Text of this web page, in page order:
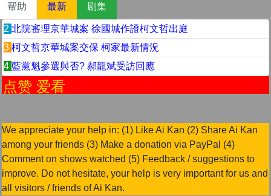
帮助 最新 剧集
2 北院審理京華城案 徐國城作證柯文哲出庭
3 柯文哲京華城案交保 柯家最新情況
4 藍黨魁參選與否? 郝龍斌受訪回應
点赞 爱看
We appreciate your help in: (1) Like Ai Kan (2) Share Ai Kan
among your friends (3) Make a donation via PayPal (4)
Comment on shows watched (5) Feedback / suggestions to
improve. Do not hesitate, your help is very important for us and
all visitors / friends of Ai Kan.